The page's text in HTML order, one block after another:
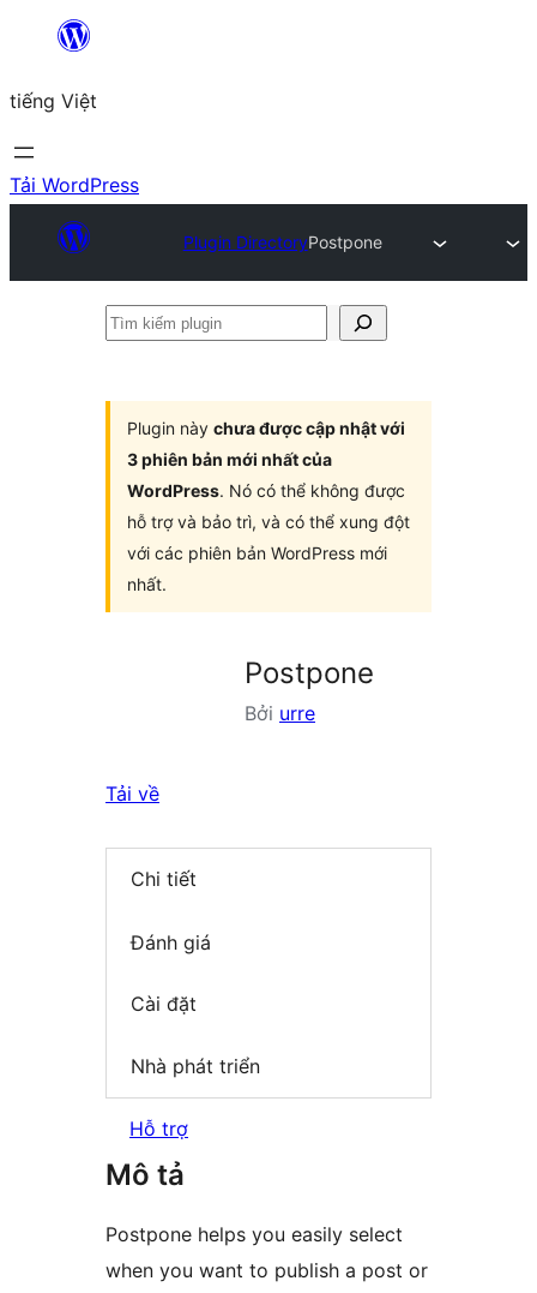
Chuyển
phần
nội
dung
tiếng Việt
Tải WordPress
Plugin DirectoryPostpone
Tìm
Plugin này chưa được cập nhật với
3 phiên bản mới nhất của
WordPress. Nó có thể không được
hỗ trợ và bảo trì, và có thể xung đột
với các phiên bản WordPress mới
nhất.
Postpone
Bởi urre
Tải về
Chi tiết
Đánh giá
Cài đặt
Nhà phát triển
Hỗ trợ
Mô tả
Postpone helps you easily select
when you want to publish a post or